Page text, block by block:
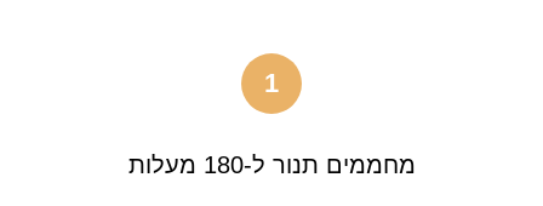
1
מחממים תנור ל-180 מעלות